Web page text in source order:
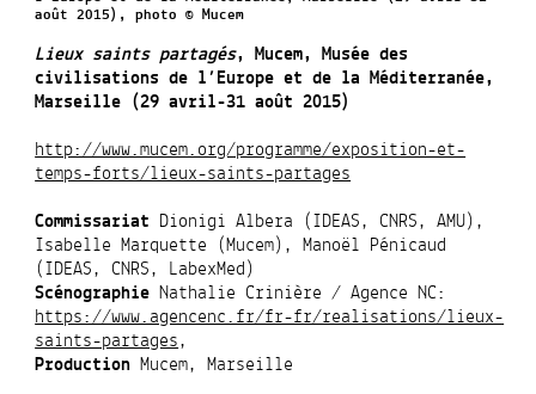
août 2015), photo © Mucem
Lieux saints partagés, Mucem, Musée des
civilisations de l’Europe et de la Méditerranée,
Marseille (29 avril-31 août 2015)
http://www.mucem.org/programme/exposition-et-
temps-forts/lieux-saints-partages
Commissariat Dionigi Albera (IDEAS, CNRS, AMU),
Isabelle Marquette (Mucem), Manoël Pénicaud
(IDEAS, CNRS, LabexMed)
ScénographieNathalie Crinière / Agence NC:
https://www.agencenc.fr/fr-fr/realisations/lieux-
saints-partages,
ProductionMucem, Marseille